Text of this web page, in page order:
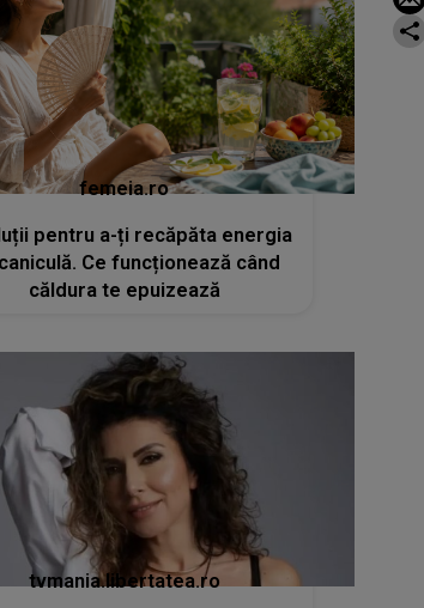
femeia.ro
pentru a-ți recăpăta energia
Ce funcționează când
căldura te epuizează
tvmania.libertatea.ro